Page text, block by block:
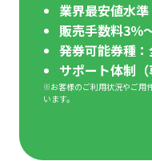
業界最安値水準
販売手数料3％
発券可能券種
サポート体制（
※お客様のご利用状況やご用
います。